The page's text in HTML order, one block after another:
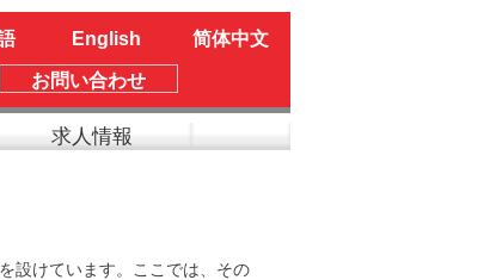
English 简体中文
お問い合わせ
求人情報
設けています。ここでは、その